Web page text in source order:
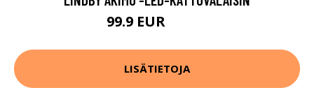
99.9 EUR
LISÄTIETOJA